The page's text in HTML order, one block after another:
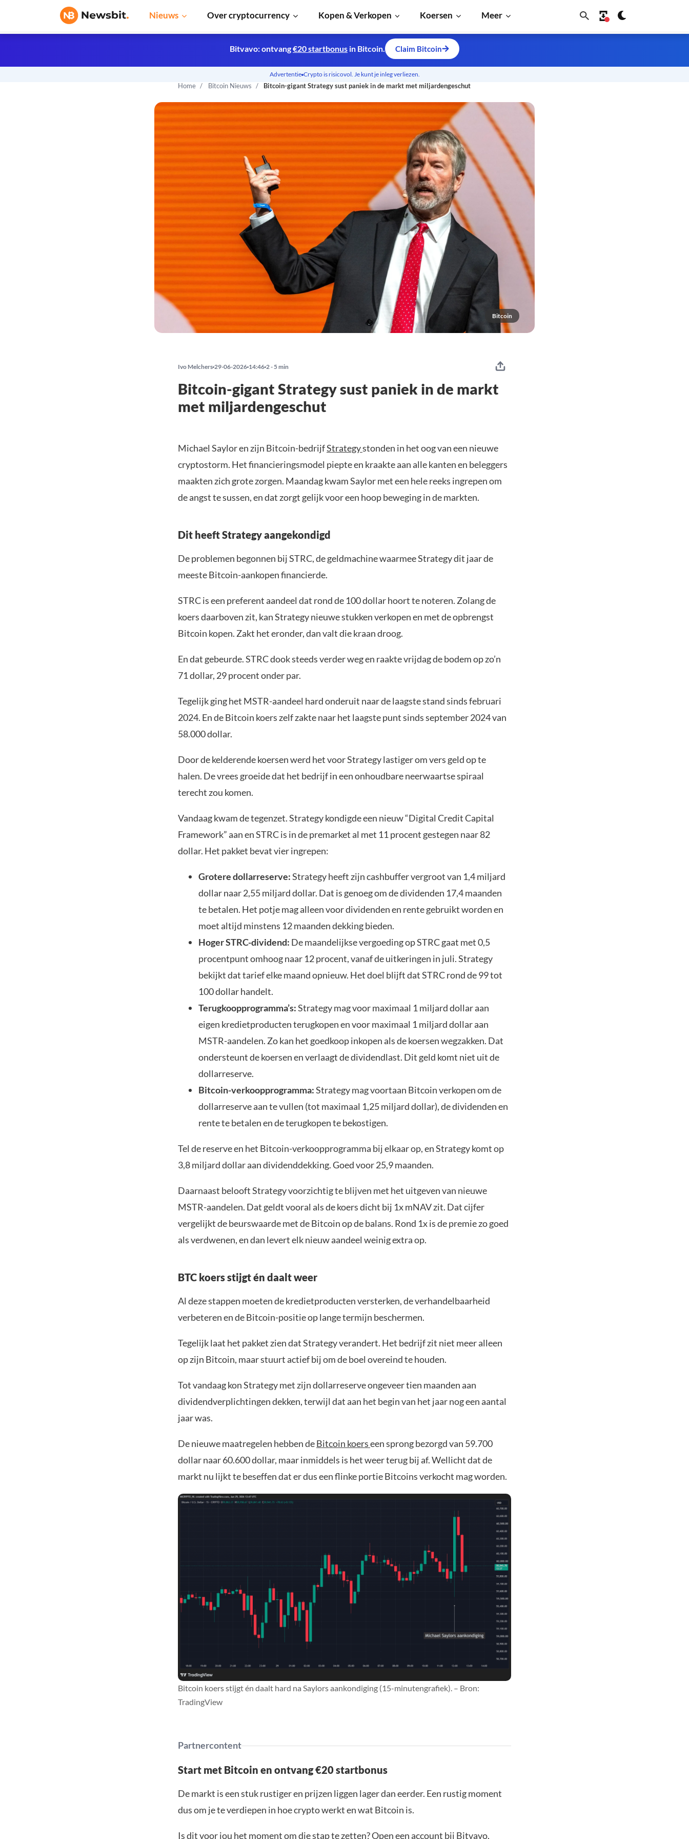
Nieuws Over cryptocurrency Kopen & Verkopen Koersen Meer
Home Bitcoin Nieuws Bitcoin-gigant Strategy sust paniek in de markt met miljardengeschut
Bitcoin
Bitvavo: ontvang€20 startbonus in Bitcoin. Claim Bitcoin
Advertentie Crypto is risicovol. Je kunt je inleg verliezen.
Ivo Melchers 29-06-2026 14:46 2 - 5 min
Bitcoin-gigant Strategy sust paniek in de markt
met miljardengeschut
Michael Saylor en zijn Bitcoin-bedrijfStrategystonden in het oog van een nieuwe
cryptostorm. Het financieringsmodel piepte en kraakte aan alle kanten en beleggers
maakten zich grote zorgen. Maandag kwam Saylor met een hele reeks ingrepen om
de angst te sussen, en dat zorgt gelijk voor een hoop beweging in de markten.
Dit heeft Strategy aangekondigd
De problemen begonnen bij STRC, de geldmachine waarmee Strategy dit jaar de
meeste Bitcoin-aankopen financierde.
STRC is een preferent aandeel dat rond de 100 dollar hoort te noteren. Zolang de
koers daarboven zit, kan Strategy nieuwe stukken verkopen en met de opbrengst
Bitcoin kopen. Zakt het eronder, dan valt die kraan droog.
En dat gebeurde. STRC dook steeds verder weg en raakte vrijdag de bodem op zo’n
71 dollar, 29 procent onder par.
Tegelijk ging het MSTR-aandeel hard onderuit naar de laagste stand sinds februari
2024. En de Bitcoin koers zelf zakte naar het laagste punt sinds september 2024 van
58.000 dollar.
Door de kelderende koersen werd het voor Strategy lastiger om vers geld op te
halen. De vrees groeide dat het bedrijf in een onhoudbare neerwaartse spiraal
terecht zou komen.
Vandaag kwam de tegenzet. Strategy kondigde een nieuw “Digital Credit Capital
Framework” aan en STRC is in de premarket al met 11 procent gestegen naar 82
dollar. Het pakket bevat vier ingrepen:
Grotere dollarreserve:Strategy heeft zijn cashbuffer vergroot van 1,4 miljard
dollar naar 2,55 miljard dollar. Dat is genoeg om de dividenden 17,4 maanden
te betalen. Het potje mag alleen voor dividenden en rente gebruikt worden en
moet altijd minstens 12 maanden dekking bieden.
Hoger STRC-dividend: De maandelijkse vergoeding op STRC gaat met 0,5
procentpunt omhoog naar 12 procent, vanaf de uitkeringen in juli. Strategy
bekijkt dat tarief elke maand opnieuw. Het doel blijft dat STRC rond de 99 tot
100 dollar handelt.
Terugkoopprogramma’s:Strategy mag voor maximaal 1 miljard dollar aan
eigen kredietproducten terugkopen en voor maximaal 1 miljard dollar aan
MSTR-aandelen. Zo kan het goedkoop inkopen als de koersen wegzakken. Dat
ondersteunt de koersen en verlaagt de dividendlast. Dit geld komt niet uit de
dollarreserve.
Bitcoin-verkoopprogramma:Strategy mag voortaan Bitcoin verkopen om de
dollarreserve aan te vullen (tot maximaal 1,25 miljard dollar), de dividenden en
rente te betalen en de terugkopen te bekostigen.
Tel de reserve en het Bitcoin-verkoopprogramma bij elkaar op, en Strategy komt op
3,8 miljard dollar aan dividenddekking. Goed voor 25,9 maanden.
Daarnaast belooft Strategy voorzichtig te blijven met het uitgeven van nieuwe
MSTR-aandelen. Dat geldt vooral als de koers dicht bij 1x mNAV zit. Dat cijfer
vergelijkt de beurswaarde met de Bitcoin op de balans. Rond 1x is de premie zo goed
als verdwenen, en dan levert elk nieuw aandeel weinig extra op.
BTC koers stijgt én daalt weer
Al deze stappen moeten de kredietproducten versterken, de verhandelbaarheid
verbeteren en de Bitcoin-positie op lange termijn beschermen.
Tegelijk laat het pakket zien dat Strategy verandert. Het bedrijf zit niet meer alleen
op zijn Bitcoin, maar stuurt actief bij om de boel overeind te houden.
Tot vandaag kon Strategy met zijn dollarreserve ongeveer tien maanden aan
dividendverplichtingen dekken, terwijl dat aan het begin van het jaar nog een aantal
jaar was.
De nieuwe maatregelen hebben deBitcoin koerseen sprong bezorgd van 59.700
dollar naar 60.600 dollar, maar inmiddels is het weer terug bij af. Wellicht dat de
markt nu lijkt te beseffen dat er dus een flinke portie Bitcoins verkocht mag worden.
Bitcoin koers stijgt én daalt hard na Saylors aankondiging (15-minutengrafiek). – Bron:
TradingView
Partnercontent
Start met Bitcoin en ontvang €20 startbonus
De markt is een stuk rustiger en prijzen liggen lager dan eerder. Een rustig moment
dus om je te verdiepen in hoe crypto werkt en wat Bitcoin is.
Is dit voor jou het moment om die stap te zetten? Open een account bij Bitvavo,